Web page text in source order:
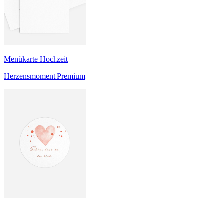
Menükarte Hochzeit
Herzensmoment Premium